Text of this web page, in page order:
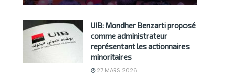
UIB: Mondher Benzarti proposé
comme administrateur
représentant les actionnaires
minoritaires
27 MARS 2026